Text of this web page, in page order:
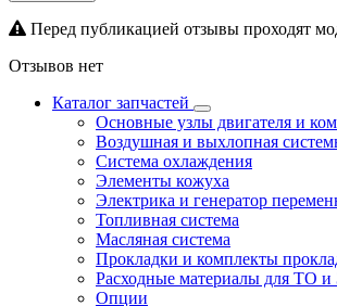
Перед публикацией отзывы проходят
Отзывов нет
Каталог запчастей
Основные узлы двигателя и
Воздушная и выхлопная
Система охлаждения
Элементы кожуха
Электрика и генератор
Топливная система
Масляная система
Прокладки и комплекты
Расходные материалы для ТО
Опции